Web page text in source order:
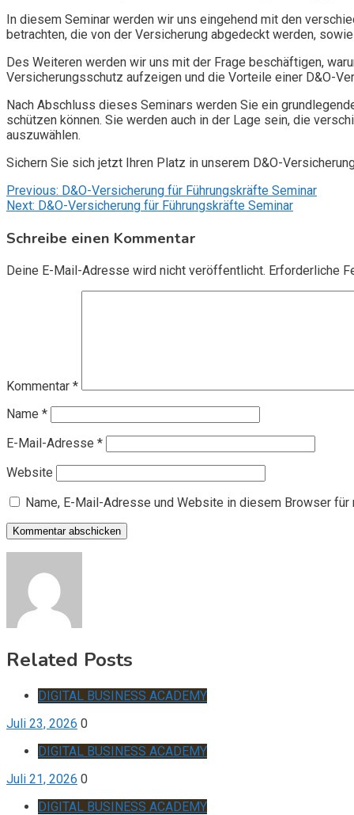
In diesem Seminar werden wir uns eingehend mit den
betrachten, die von der Versicherung abgedeckt werden,
Des Weiteren werden wir uns mit der Frage beschäftigen,
Versicherungsschutz aufzeigen und die Vorteile einer D&O-
Nach Abschluss dieses Seminars werden Sie ein
schützen können. Sie werden auch in der Lage sein, die
auszuwählen.
Sichern Sie sich jetzt Ihren Platz in unserem D&O-
Beitragsnavigation
Previous: D&O-Versicherung für Führungskräfte Seminar
Next: D&O-Versicherung für Führungskräfte Seminar
Schreibe einen Kommentar
Deine E-Mail-Adresse wird nicht veröffentlicht. Erforderliche
Kommentar *
Name *
E-Mail-Adresse *
Website
Name, E-Mail-Adresse und Website in diesem Browser
Related Posts
DIGITAL BUSINESS ACADEMY
Juli 23, 2026 0
DIGITAL BUSINESS ACADEMY
Juli 21, 2026 0
DIGITAL BUSINESS ACADEMY